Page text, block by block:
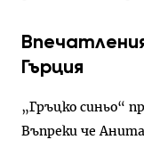
Гърция
„Гръцко синьо“
Въпреки че